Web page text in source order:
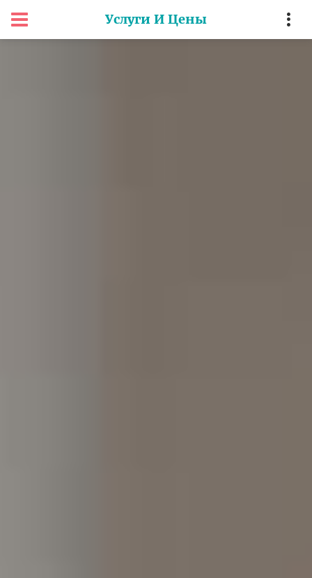
Услуги И Цены